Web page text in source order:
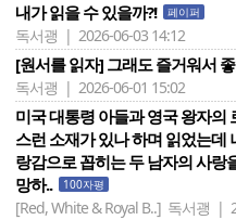
내가 읽을 수 있을까?! 페이퍼
독서괭 | 2026-06-03 14:12
[원서를 읽자] 그래도 즐거워서
독서괭 | 2026-06-01 15:02
미국 대통령 아들과 영국 왕자의
스런 소재가 있나 하며 읽었는데
랑감으로 꼽히는 두 남자의 사랑
망하..
100자평
[Red, White & Royal B..] 독서괭 |